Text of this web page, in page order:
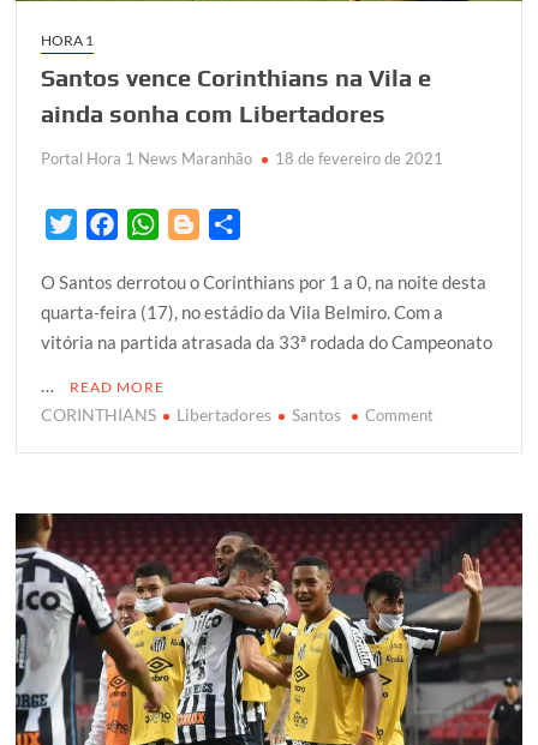
HORA 1
Santos vence Corinthians na Vila e
ainda sonha com Libertadores
Portal Hora 1 News Maranhão 18 de fevereiro de 2021
i
t
t
e
r
c
e
b
o
o
W
a
t
s
A
p
o
g
g
r
a
r
e
O Santos derrotou o Corinthians por 1 a 0, na noite desta
quarta-feira (17), no estádio da Vila Belmiro. Com a
vitória na partida atrasada da 33ª rodada do Campeonato
…
READ MORE
CORINTHIANS Libertadores Santos Commenton
na
Vila
e
ainda
sonha
com
Libertadores